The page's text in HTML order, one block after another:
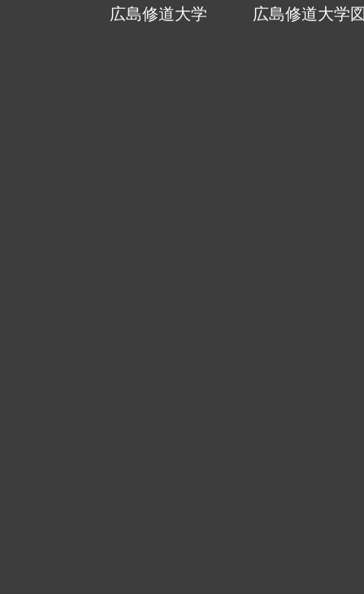
広島修道大学 広島修道大学